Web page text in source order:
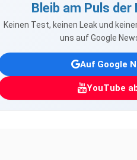
Bleib am Puls
Keinen Test, keinen Leak und
uns auf Google
Auf Google
YouTube